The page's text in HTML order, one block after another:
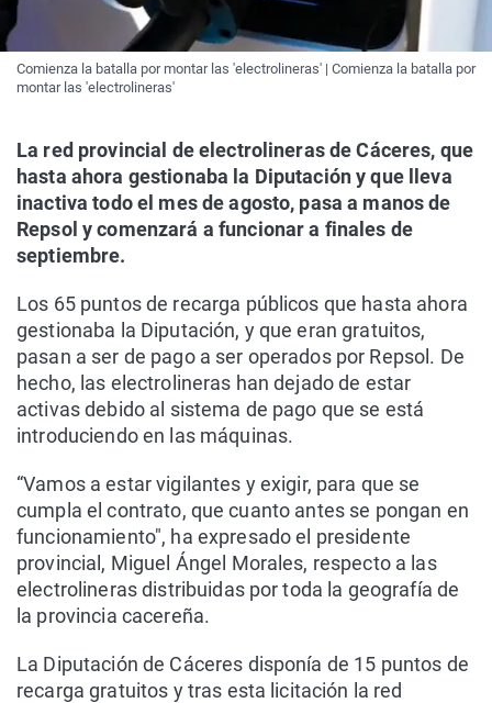
Comienza la batalla por montar las 'electrolineras' | Comienza la batalla por
montar las 'electrolineras'
La red provincial de electrolineras de Cáceres, que
hasta ahora gestionaba la Diputación y que lleva
inactiva todo el mes de agosto, pasa a manos de
Repsol y comenzará a funcionar a finales de
septiembre.
Los 65 puntos de recarga públicos que hasta ahora
gestionaba la Diputación, y que eran gratuitos,
pasan a ser de pago a ser operados por Repsol. De
hecho, las electrolineras han dejado de estar
activas debido al sistema de pago que se está
introduciendo en las máquinas.
“Vamos a estar vigilantes y exigir, para que se
cumpla el contrato, que cuanto antes se pongan en
funcionamiento", ha expresado el presidente
provincial, Miguel Ángel Morales, respecto a las
electrolineras distribuidas por toda la geografía de
la provincia cacereña.
La Diputación de Cáceres disponía de 15 puntos de
recarga gratuitos y tras esta licitación la red